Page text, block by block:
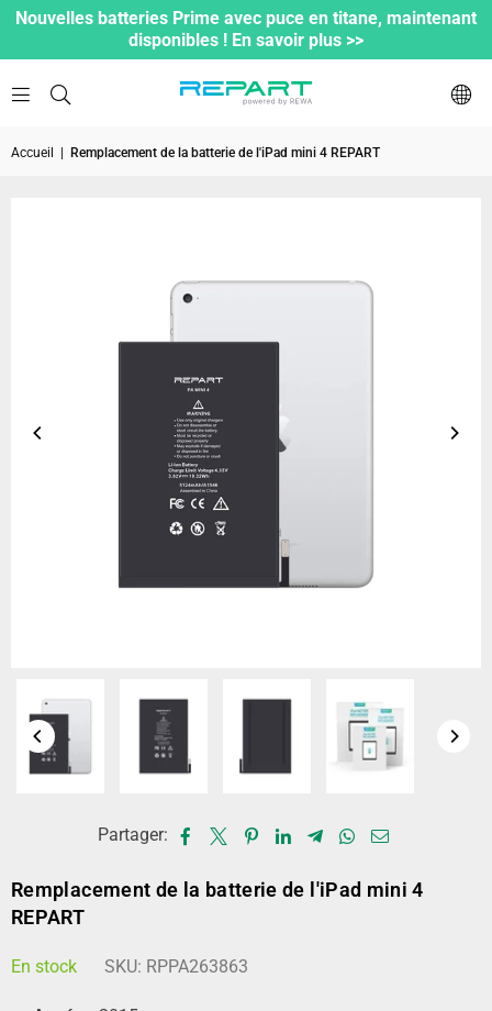
Nouvelles batteries Prime avec puce en titane, maintenant
disponibles ! En savoir plus >>
Accueil Remplacement de la batterie de l'iPad mini 4 REPART
Partager:
Remplacement de la batterie de l'iPad mini 4
REPART
En stock SKU: RPPA263863